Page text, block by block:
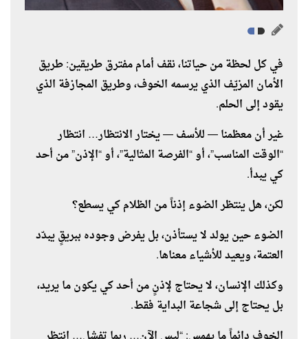
في كل لحظة من حياتنا، نقف أمام مفترق طريقين: طريق
الأمان المزيّف الذي يرسمه الخوف، وطريق المجازفة الذي
يقود إلى الحلم.
غير أن معظمنا — للأسف — يختار الانتظار… انتظار
“الوقت المناسب”، أو “الفرصة المثالية”، أو “الإذن” من أحد
كي يبدأ.
لكن، هل ينتظر الضوء إذناً من الظلام كي يسطع؟
الضوء حين يولد لا يستأذن، بل يفرض وجوده ببريقٍ يبدّد
العتمة، ويعيد للأشياء معناها.
وكذلك الإنسان، لا يحتاج لإذنٍ من أحد كي يكون ما يريد،
بل يحتاج إلى شجاعة البداية فقط.